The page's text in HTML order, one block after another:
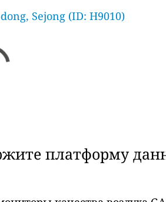
Sejong (ID: H9010)
платформу